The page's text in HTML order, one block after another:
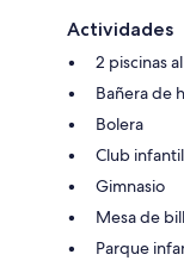
Actividades
2 piscinas
Bañera de
Bolera
Club
Gimnasio
Mesa de
Parque